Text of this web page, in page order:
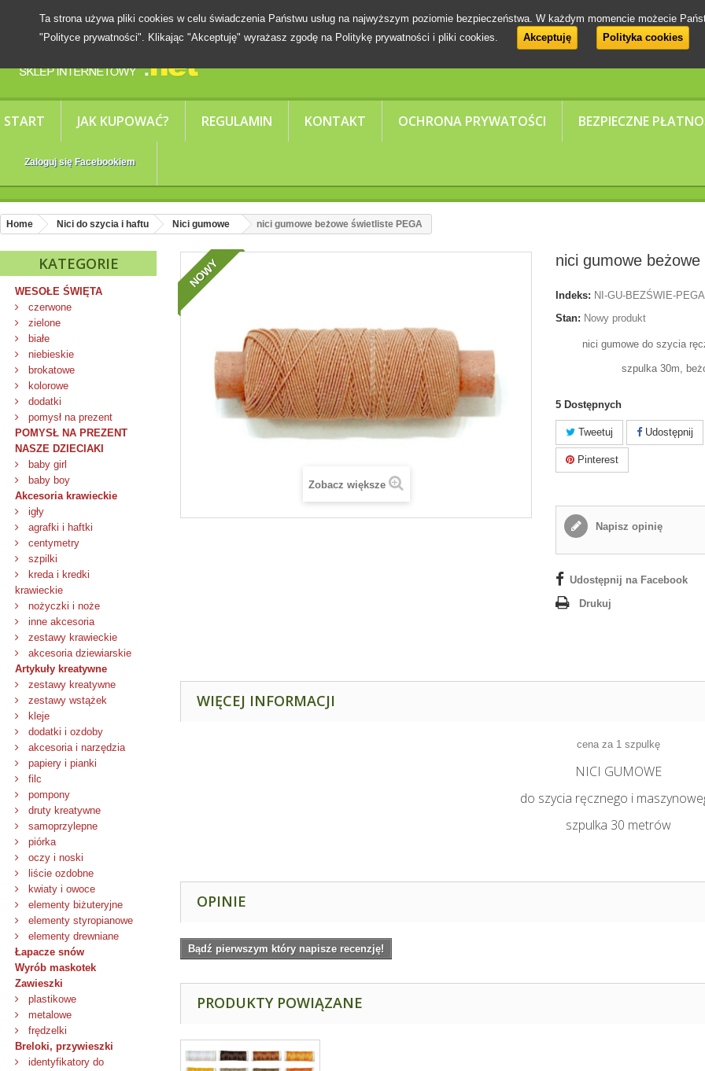
START JAK KUPOWAĆ? REGULAMIN KONTAKT OCHRONA PRYWATOŚCI BEZPIECZNE
Zaloguj się Facebookiem
Ta strona używa pliki cookies w celu świadczenia Państwu usług na najwyższym poziomie bezpieczeństwa. W każdym momencie możecie
"Polityce prywatności". Klikając "Akceptuję" wyrażasz zgodę na Politykę prywatności i pliki cookies.
Akceptuję Polityka cookies
Home Nici do szycia i haftu Nici gumowe nici gumowe beżowe świetliste PEGA
KATEGORIE
WESOŁE ŚWIĘTA
czerwone
zielone
białe
niebieskie
brokatowe
kolorowe
dodatki
pomysł na prezent
POMYSŁ NA PREZENT
NASZE DZIECIAKI
baby girl
baby boy
Akcesoria krawieckie
igły
agrafki i haftki
centymetry
szpilki
kreda i kredki
krawieckie
nożyczki i noże
inne akcesoria
zestawy krawieckie
akcesoria dziewiarskie
Artykuły kreatywne
zestawy kreatywne
zestawy wstążek
kleje
dodatki i ozdoby
akcesoria i narzędzia
papiery i pianki
filc
pompony
druty kreatywne
samoprzylepne
piórka
oczy i noski
liście ozdobne
kwiaty i owoce
elementy biżuteryjne
elementy styropianowe
elementy drewniane
Łapacze snów
Wyrób maskotek
Zawieszki
plastikowe
metalowe
frędzelki
Breloki, przywieszki
identyfikatory do
NOWY
Zobacz większe
nici gumowe
Indeks: NI-GU-BEZŚWIE-PEGA
Stan: Nowy produkt
nici gumowe do szycia
szpulka 30m,
5 Dostępnych
Tweetuj Udostępnij
Pinterest
Napisz opinię
Udostępnij na Facebook
Drukuj
WIĘCEJ INFORMACJI
cena za 1 szpulkę
NICI GUMOWE
do szycia ręcznego i
szpulka 30 metrów
OPINIE
Bądź pierwszym który napisze recenzję!
PRODUKTY POWIĄZANE